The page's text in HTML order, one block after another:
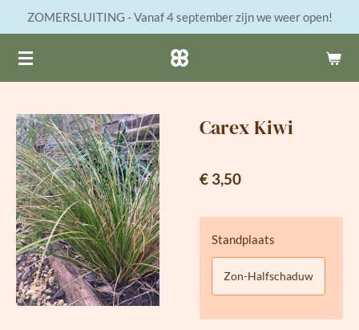
naar
de
ZOMERSLUITING - Vanaf 4 september zijn we weer open!
Carex Kiwi
€ 3,50
Standplaats
Zon-Halfschaduw